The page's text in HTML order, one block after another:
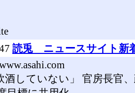
読兎 ニュースサイト新
酒していない」 官房長官